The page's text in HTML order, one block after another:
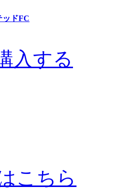
ッドFC
入する
こちら